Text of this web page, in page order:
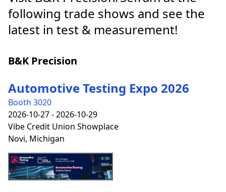
following trade shows and see the
latest in test & measurement!
B&K Precision
Automotive Testing Expo 2026
Booth 3020
2026-10-27 - 2026-10-29
Vibe Credit Union Showplace
Novi, Michigan